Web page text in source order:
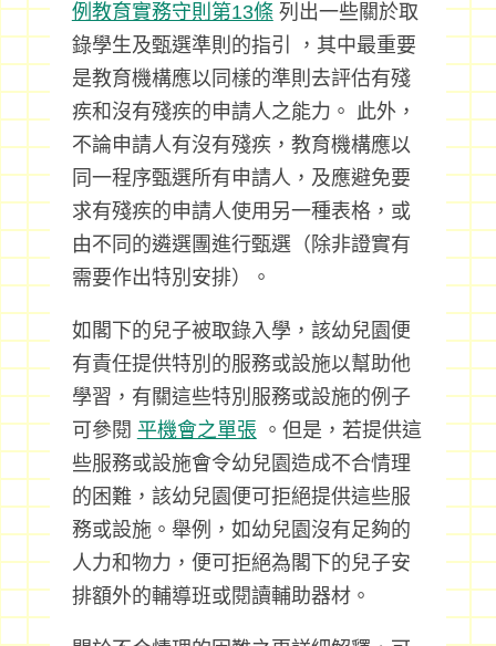
例教育實務守則第13條 列出一些關於取
錄學生及甄選準則的指引 ，其中最重要
是教育機構應以同樣的準則去評估有殘
疾和沒有殘疾的申請人之能力。 此外，
不論申請人有沒有殘疾，教育機構應以
同一程序甄選所有申請人，及應避免要
求有殘疾的申請人使用另一種表格，或
由不同的遴選團進行甄選（除非證實有
需要作出特別安排）。
如閣下的兒子被取錄入學，該幼兒園便
有責任提供特別的服務或設施以幫助他
學習，有關這些特別服務或設施的例子
可參閱 平機會之單張 。但是，若提供這
些服務或設施會令幼兒園造成不合情理
的困難，該幼兒園便可拒絕提供這些服
務或設施。舉例，如幼兒園沒有足夠的
人力和物力，便可拒絕為閣下的兒子安
排額外的輔導班或閱讀輔助器材。